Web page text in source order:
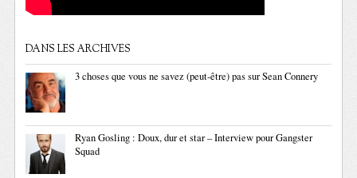
DANS LES ARCHIVES
3 choses que vous ne savez (peut-être) pas sur Sean Connery
Ryan Gosling : Doux, dur et star – Interview pour Gangster
Squad